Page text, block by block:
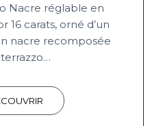
Nacre réglable en
16 carats, orné d’un
nacre recomposée